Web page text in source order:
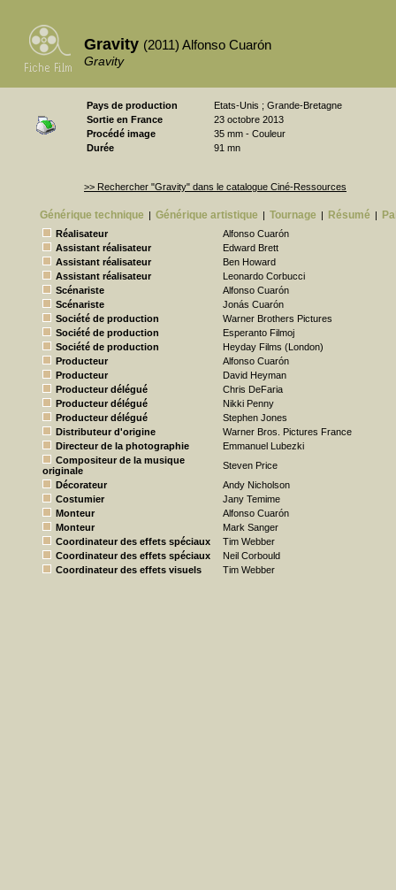
Gravity (2011) Alfonso Cuarón
Gravity
Pays de production
Etats-Unis ; Grande-Bretagne
Sortie en France
23 octobre 2013
Procédé image
35 mm - Couleur
Durée
91 mn
>> Rechercher "Gravity" dans le catalogue Ciné-Ressources
Générique technique | Générique artistique | Tournage | Résumé |
Réalisateur
Alfonso Cuarón
Assistant réalisateur
Edward Brett
Assistant réalisateur
Ben Howard
Assistant réalisateur
Leonardo Corbucci
Scénariste
Alfonso Cuarón
Scénariste
Jonás Cuarón
Société de production
Warner Brothers Pictures
Société de production
Esperanto Filmoj
Société de production
Heyday Films (London)
Producteur
Alfonso Cuarón
Producteur
David Heyman
Producteur délégué
Chris DeFaria
Producteur délégué
Nikki Penny
Producteur délégué
Stephen Jones
Distributeur d'origine
Warner Bros. Pictures France
Directeur de la photographie
Emmanuel Lubezki
Compositeur de la musique
originale
Steven Price
Décorateur
Andy Nicholson
Costumier
Jany Temime
Monteur
Alfonso Cuarón
Monteur
Mark Sanger
Coordinateur des effets spéciaux
Tim Webber
Coordinateur des effets spéciaux
Neil Corbould
Coordinateur des effets visuels
Tim Webber